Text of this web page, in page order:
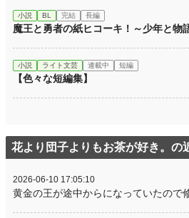
小説 BL 完結 長編
魔王と勇者の紙ヒコーキ！～少年と物
小説 ライト文芸 連載中 短編
【色々な短編集】
花より団子よりもお茶が好き。の
2026-06-10 17:05:10
黄金の王が途中からになっていたので